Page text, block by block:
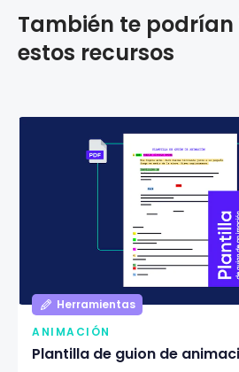
También te
estos recursos
Herramientas
ANIMACIÓN
Plantilla de guion de